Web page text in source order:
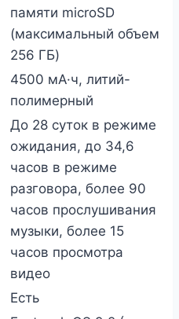
памяти microSD
(максимальный объем
256 ГБ)
4500 мА·ч, литий-
полимерный
До 28 суток в режиме
ожидания, до 34,6
часов в режиме
разговора, более 90
часов прослушивания
музыки, более 15
часов просмотра
видео
Есть